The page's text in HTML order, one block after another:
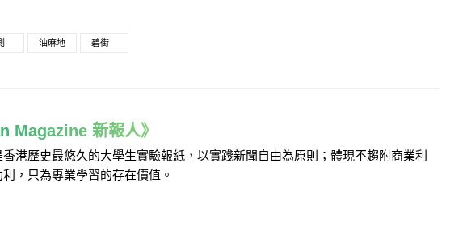
油麻地 碧街
Magazine 新報人》
港歷史最悠久的大學生實驗報紙，以實踐新聞自由為原則；體現不趨附商業利
，只為專業學習的存在價值。